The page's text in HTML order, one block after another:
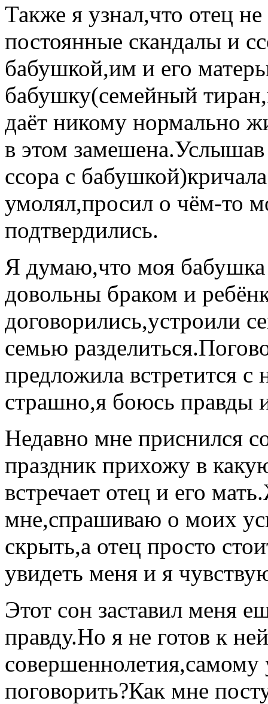
Также я узнал,что отец
постоянные скандалы и
бабушкой,им и его
бабушку(семейный
даёт никому нормально
в этом замешена.Услышав
ссора с
умолял,просил о чём-то
подтвердились.
Я думаю,что моя
довольны браком и
договорились,устроили
семью
предложила встретится
страшно,я боюсь правды
Недавно мне приснился
праздник прихожу в
встречает отец и его
мне,спрашиваю о моих
скрыть,а отец просто
увидеть меня и я
Этот сон заставил меня
правду.Но я не готов к
совершеннолетия,самому
поговорить?Как мне